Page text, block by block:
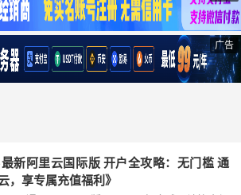
广告
最新阿里云国际版 开户全攻略：无门槛 通
享专属充值福利》